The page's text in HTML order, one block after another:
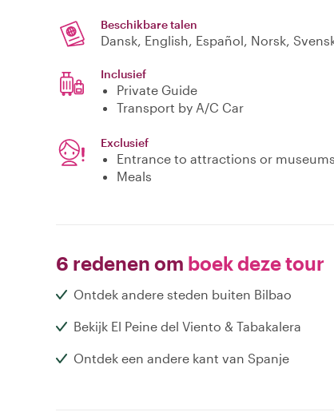
Beschikbare talen
Dansk, English, Español, Norsk,
Inclusief
Private Guide
Transport by A/C Car
Exclusief
Entrance to attractions or museums
Meals
6 redenen om boek deze tour
Ontdek andere steden buiten Bilbao
Bekijk El Peine del Viento & Tabakalera
Ontdek een andere kant van Spanje